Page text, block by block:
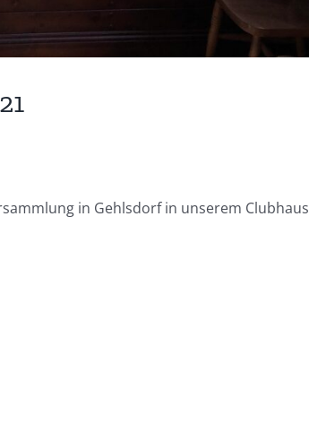
in Gehlsdorf in unserem Clubhaus